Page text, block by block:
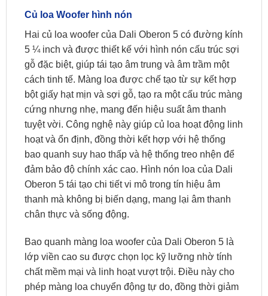
Củ loa Woofer hình nón
Hai củ loa woofer của Dali Oberon 5 có đường kính
5 ¼ inch và được thiết kế với hình nón cấu trúc sợi
gỗ đặc biệt, giúp tái tạo âm trung và âm trầm một
cách tinh tế. Màng loa được chế tạo từ sự kết hợp
bột giấy hạt mịn và sợi gỗ, tạo ra một cấu trúc màng
cứng nhưng nhẹ, mang đến hiệu suất âm thanh
tuyệt vời. Công nghệ này giúp củ loa hoạt động linh
hoạt và ổn định, đồng thời kết hợp với hệ thống
bao quanh suy hao thấp và hệ thống treo nhện để
đảm bảo độ chính xác cao. Hình nón loa của Dali
Oberon 5 tái tạo chi tiết vi mô trong tín hiệu âm
thanh mà không bị biến dạng, mang lại âm thanh
chân thực và sống động.
Bao quanh màng loa woofer của Dali Oberon 5 là
lớp viền cao su được chọn lọc kỹ lưỡng nhờ tính
chất mềm mại và linh hoạt vượt trội. Điều này cho
phép màng loa chuyển động tự do, đồng thời giảm